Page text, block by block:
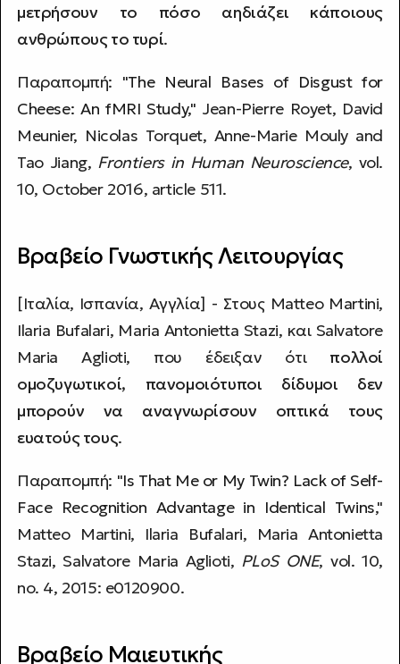
μετρήσουν το πόσο αηδιάζει κάποιους
ανθρώπους το τυρί.
Παραπομπή: "The Neural Bases of Disgust for
Cheese: An fMRI Study," Jean-Pierre Royet, David
Meunier, Nicolas Torquet, Anne-Marie Mouly and
Tao Jiang, Frontiers in Human Neuroscience, vol.
10, October 2016, article 511.
Βραβείο Γνωστικής Λειτουργίας
[Ιταλία, Ισπανία, Αγγλία] - Στους Matteo Martini,
Ilaria Bufalari, Maria Antonietta Stazi, και Salvatore
Maria Aglioti, που έδειξαν ότι πολλοί
ομοζυγωτικοί, πανομοιότυποι δίδυμοι δεν
μπορούν να αναγνωρίσουν οπτικά τους
ευατούς τους.
Παραπομπή: "Is That Me or My Twin? Lack of Self-
Face Recognition Advantage in Identical Twins,"
Matteo Martini, Ilaria Bufalari, Maria Antonietta
Stazi, Salvatore Maria Aglioti, PLoS ONE, vol. 10,
no. 4, 2015: e0120900.
Βραβείο Μαιευτικής